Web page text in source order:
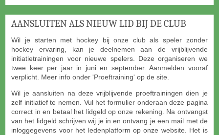
AANSLUITEN ALS NIEUW LID BIJ DE CLUB
Wil je starten met hockey bij onze club als speler zonder
hockey ervaring, kan je deelnemen aan de vrijblijvende
initiatietrainingen voor nieuwe spelers. Deze organiseren we
twee keer per jaar in juni en september. Aanmelden vooraf
verplicht. Meer info onder 'Proeftraining' op de site.
Wil je aansluiten na deze vrijblijvende proeftrainingen dien je
zelf initiatief te nemen. Vul het formulier onderaan deze pagina
correct in en betaal het lidgeld op onze rekening. Na ontvangst
van het lidgeld schrijven wij je in en ontvang je een mail met de
inloggegevens voor het ledenplatform op onze website. Het is